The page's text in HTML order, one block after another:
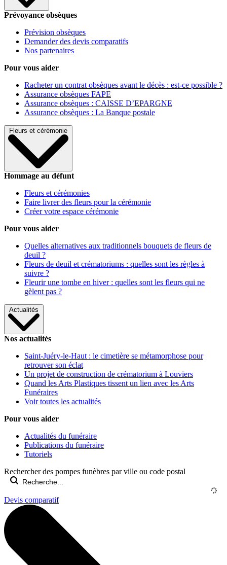
Prévoyance obsèques
Prévision obsèques
Demander des devis comparatifs
Nos partenaires
Pour vous aider
Racheter un contrat obsèques avant le décès : est-ce possible ?
Assurance obsèques FAPE
Assurance obsèques : CAISSE D’EPARGNE
Assurance obsèques : La Banque postale
Fleurs et cérémonie
Hommage au défunt
Fleurs et cérémonies
Faire livrer des fleurs pour la cérémonie
Créer votre espace cérémonie
Pour vous aider
Quelles alternatives aux traditionnels bouquets de fleurs de
deuil ?
Fleurs de deuil et crématoriums : quelles sont les règles à
suivre ?
Fleurir une tombe en hiver : quelles sont les fleurs qui ne
gèlent pas ?
Actualités
Nos actualités
Saint-Juéry-le-Haut : le cimetière se métamorphose pour
retrouver son éclat
Un projet de construction de crématorium à Louviers
Quand les Arts Plastiques tissent un lien avec les Arts
Funéraires
Voir toutes les actualités
Pour vous aider
Actualités du funéraire
Publications du funéraire
Tutoriels
Rechercher des pompes funèbres par ville ou code postal
Devis comparatif